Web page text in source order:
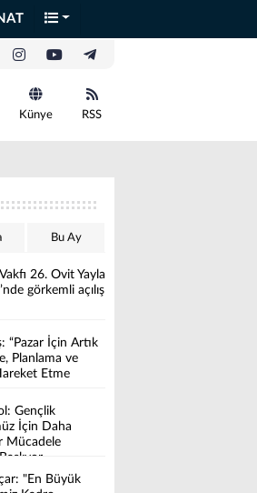
Künye RSS
Bu Ay
26. Ovit Yayla
görkemli açılış
“Pazar İçin Artık
Planlama ve
Etme
Gençlik
İçin Daha
Mücadele
"En Büyük